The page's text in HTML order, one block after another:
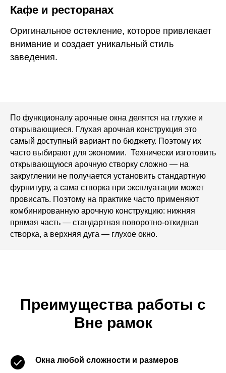
Кафе и ресторанах
Оригинальное остекление, которое привлекает
внимание и создает уникальный стиль
заведения.
По функционалу арочные окна делятся на глухие и
открывающиеся. Глухая арочная конструкция это
самый доступный вариант по бюджету. Поэтому их
часто выбирают для экономии. Технически изготовить
открывающуюся арочную створку сложно — на
закруглении не получается установить стандартную
фурнитуру, а сама створка при эксплуатации может
провисать. Поэтому на практике часто применяют
комбинированную арочную конструкцию: нижняя
прямая часть — стандартная поворотно-откидная
створка, а верхняя дуга — глухое окно.
Преимущества работы с
Вне рамок
Окна любой сложности и размеров
Мы понимаем, что вы не специаист и
не обязаны разбираться в окнах.
Поэтому просто запишитесь на
+7 473 229 90
62
НЕСТАНДАРТНЫХ
ОКОН?
Получить консультацию
+7 473 229 90
ВСЕ ЕЩЕ
ДУМАЕТЕ, ЧТО